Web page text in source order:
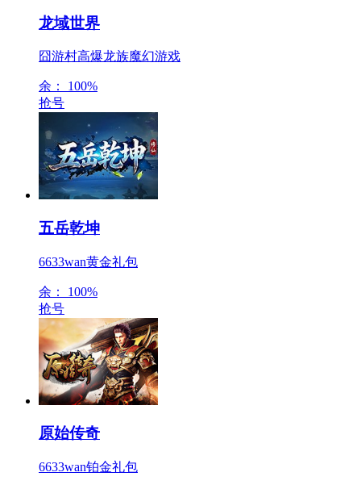
龙域世界
囧游村高爆龙族魔幻游戏
余：
100%
抢号
五岳乾坤
6633wan黄金礼包
余：
100%
抢号
原始传奇
6633wan铂金礼包